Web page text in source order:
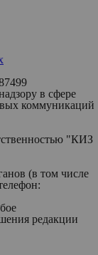
в сфере
коммуникаций
"КИЗ
(в том числе
редакции